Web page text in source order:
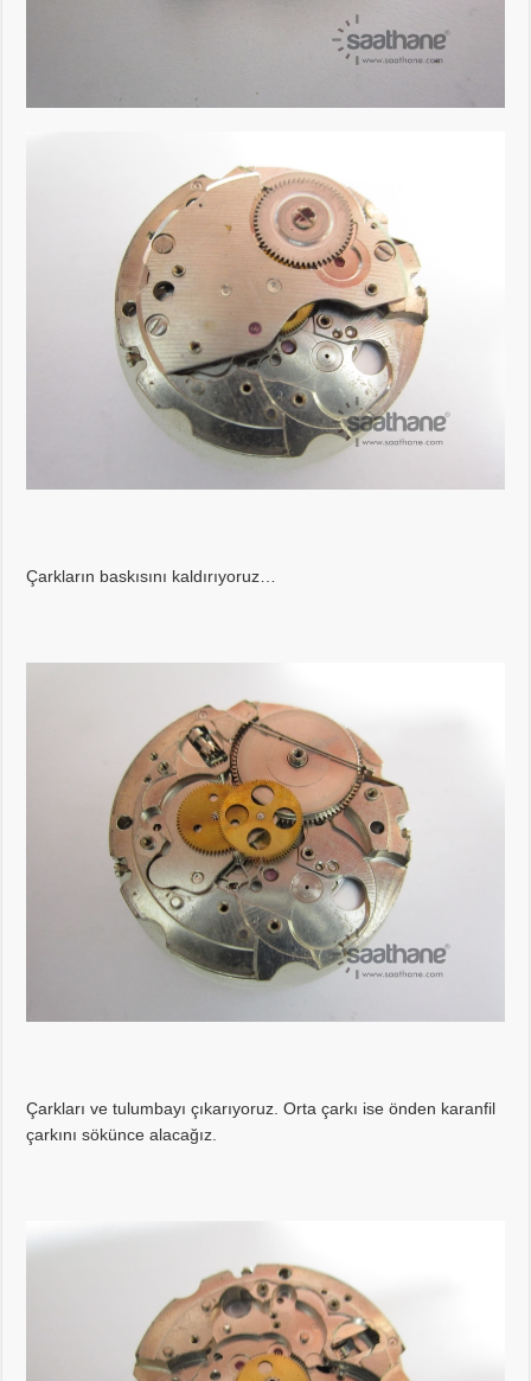
Çarkların baskısını kaldırıyoruz…
Çarkları ve tulumbayı çıkarıyoruz. Orta çarkı ise önden karanfil
çarkını sökünce alacağız.